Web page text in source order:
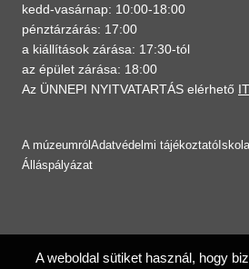
kedd-vasárnap: 10:00-18:00
pénztárzárás: 17:00
a kiállítások zárása: 17:30-tól
az épület zárása: 18:00
Az ÜNNEPI NYITVATARTÁS elérhető
A múzeumról Adatvédelmi tájékoztató
Álláspályázat
A weboldal sütiket használ, hogy